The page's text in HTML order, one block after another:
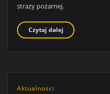
straży pożarnej.
Czytaj dalej
Aktualnosci